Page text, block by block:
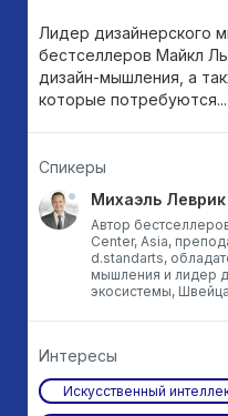
Лидер дизайнерского
бестселлеров Майкл
дизайн-мышления, а
которые потребуются...
Спикеры
Михаэль Леврик
Автор
Center, Asia,
d.standarts,
мышления и лидер
экосистемы,
Интересы
Искусственный